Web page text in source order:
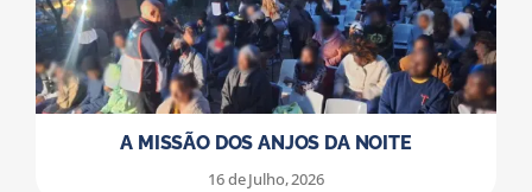
A MISSÃO DOS ANJOS DA NOITE
16 de Julho, 2026